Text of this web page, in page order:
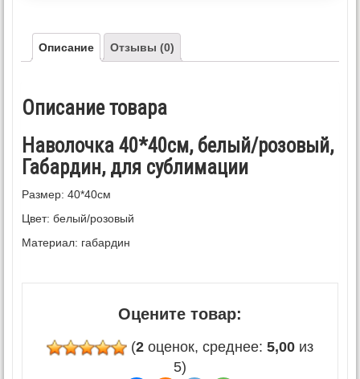
Описание Отзывы (0)
Описание товара
Наволочка 40*40см, белый/розовый,
Габардин, для сублимации
Размер: 40*40см
Цвет: белый/розовый
Материал: габардин
Оцените товар:
(2 оценок, среднее: 5,00 из
5)